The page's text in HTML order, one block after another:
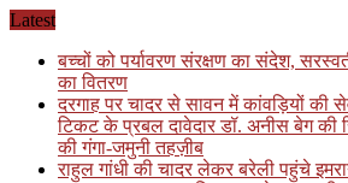
Skip
content
Latest
बच्चों को पर्यावरण संरक्षण का संदेश,
का वितरण
दरगाह पर चादर से सावन में कांवड़ियों
टिकट के प्रबल दावेदार डॉ. अनीस बेग की
की गंगा-जमुनी तहज़ीब
राहुल गांधी की चादर लेकर बरेली पहुंचे